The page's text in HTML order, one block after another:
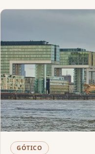
GÓTICO